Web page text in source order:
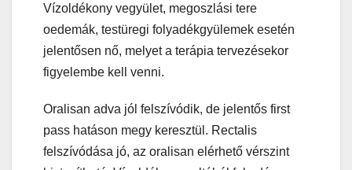
Vízoldékony vegyület, megoszlási tere
oedemák, testüregi folyadékgyülemek esetén
jelentősen nő, melyet a terápia tervezésekor
figyelembe kell venni.
Oralisan adva jól felszívódik, de jelentős first
pass hatáson megy keresztül. Rectalis
felszívódása jó, az oralisan elérhető vérszint